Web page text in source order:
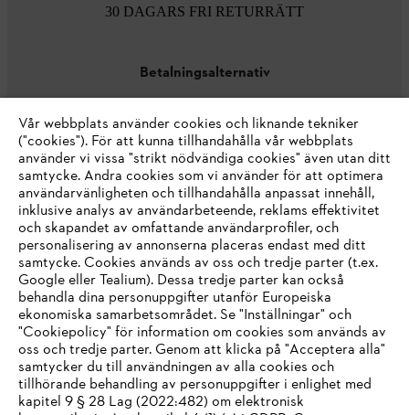
30 DAGARS FRI RETURRÄTT
Betalningsalternativ
Företaget
STIHL FAQ
Service
IHR BROWSER WIRD NICHT
Vår webbplats använder cookies och liknande tekniker
("cookies"). För att kunna tillhandahålla vår webbplats
använder vi vissa "strikt nödvändiga cookies" även utan ditt
samtycke. Andra cookies som vi använder för att optimera
användarvänligheten och tillhandahålla anpassat innehåll,
inklusive analys av användarbeteende, reklams effektivitet
och skapandet av omfattande användarprofiler, och
personalisering av annonserna placeras endast med ditt
samtycke. Cookies används av oss och tredje parter (t.ex.
Google eller Tealium). Dessa tredje parter kan också
behandla dina personuppgifter utanför Europeiska
ekonomiska samarbetsområdet. Se "Inställningar" och
"Cookiepolicy" för information om cookies som används av
oss och tredje parter. Genom att klicka på "Acceptera alla"
samtycker du till användningen av alla cookies och
tillhörande behandling av personuppgifter i enlighet med
kapitel 9 § 28 Lag (2022:482) om elektronisk